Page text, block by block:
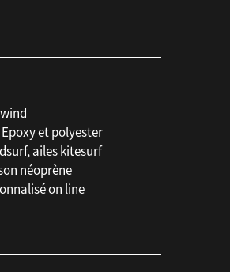
et polyester
ailes kitesurf
néoprène
on line